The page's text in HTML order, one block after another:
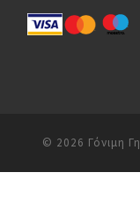
© 2026 Γόνιμη Γη